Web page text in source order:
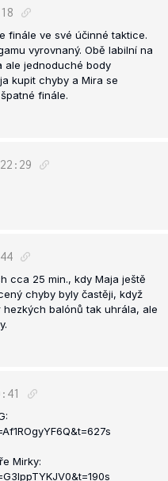
finále ve své účinné taktice.
vyrovnaný. Obě labilní na
ale jednoduché body
kupit chyby a Mira se
finále.
22:29
cca 25 min., kdy Maja ještě
chyby byly častěji, když
balónů tak uhrála, ale
Mirky: